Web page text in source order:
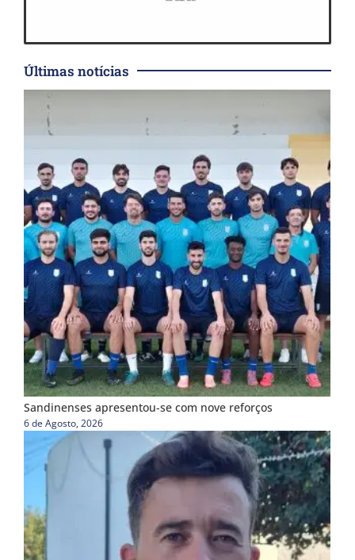
Últimas notícias
Sandinenses apresentou-se com nove reforços
6 de Agosto, 2026